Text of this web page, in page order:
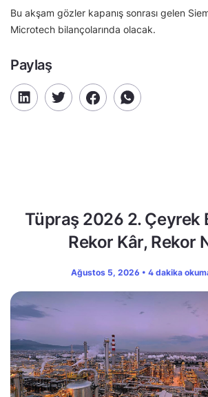
Bu akşam gözler kapanış sonrası gelen
Microtech bilançolarında olacak.
Paylaş
Tüpraş 2026 2. Çeyrek
Rekor Kâr, Rekor
Ağustos 5, 2026 • 4 dakika